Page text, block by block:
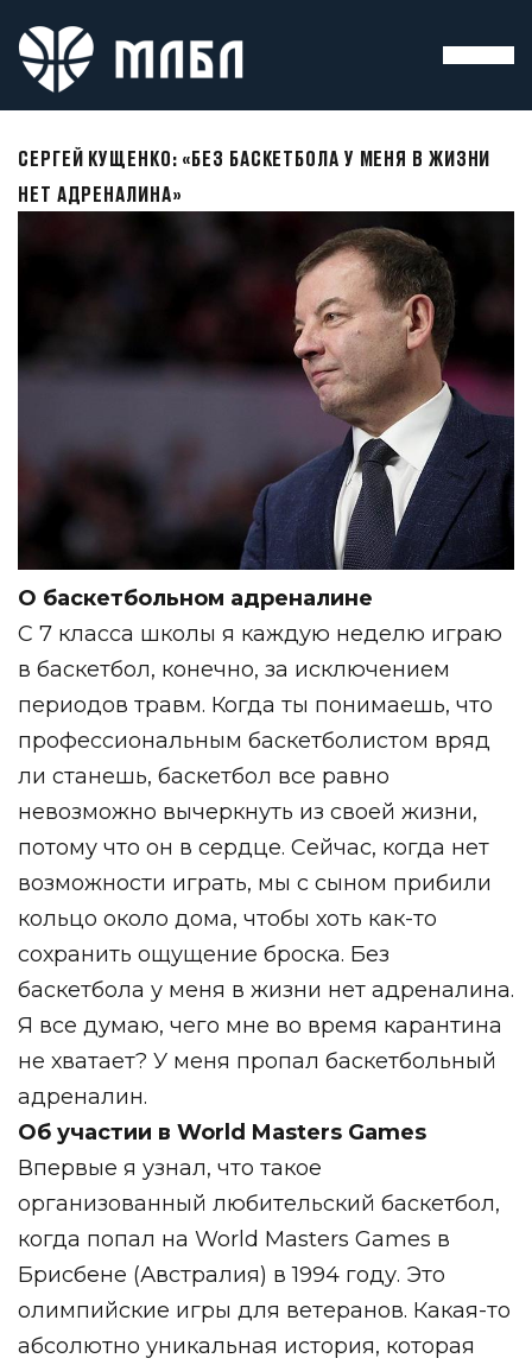
СЕРГЕЙ КУЩЕНКО: «БЕЗ БАСКЕТБОЛА У МЕНЯ В ЖИЗНИ
НЕТ АДРЕНАЛИНА»
О баскетбольном адреналине
C 7 класса школы я каждую неделю играю
в баскетбол, конечно, за исключением
периодов травм. Когда ты понимаешь, что
профессиональным баскетболистом вряд
ли станешь, баскетбол все равно
невозможно вычеркнуть из своей жизни,
потому что он в сердце. Сейчас, когда нет
возможности играть, мы с сыном прибили
кольцо около дома, чтобы хоть как-то
сохранить ощущение броска. Без
баскетбола у меня в жизни нет адреналина.
Я все думаю, чего мне во время карантина
не хватает? У меня пропал баскетбольный
адреналин.
Об участии в World Masters Games
Впервые я узнал, что такое
организованный любительский баскетбол,
когда попал на World Masters Games в
Брисбене (Австралия) в 1994 году. Это
олимпийские игры для ветеранов. Какая-то
абсолютно уникальная история, которая